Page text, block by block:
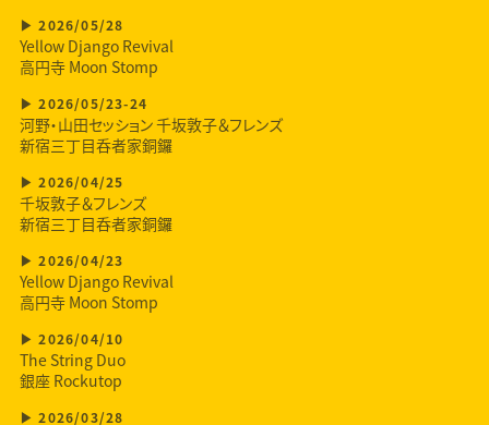
2026/05/28
Yellow Django Revival
高円寺 Moon Stomp
2026/05/23-24
河野・山田セッション 千坂敦子＆フレンズ
新宿三丁目呑者家銅鑼
2026/04/25
千坂敦子＆フレンズ
新宿三丁目呑者家銅鑼
2026/04/23
Yellow Django Revival
高円寺 Moon Stomp
2026/04/10
The String Duo
銀座 Rockutop
2026/03/28